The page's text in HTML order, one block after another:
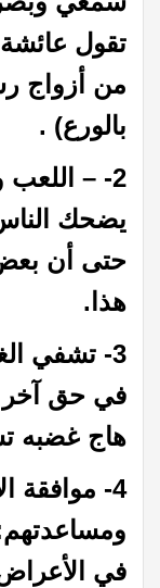
تقول
من أزواج
بالورع) .
2- – اللعب
يضحك
حتى أن
هذا.
3- تشفي
في حق آخر
هاج غضبه
4- موافقة
ومساعدتهم:
في الأعراض